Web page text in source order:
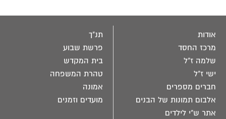
אודות
מרכז החסד
שלמה ז"ל
ישי ז"ל
חברים מספרים
אלבום תמונות של הבנים
אתר ש"י לילדים
תנ"ך
פרשת שבוע
בית המקדש
טהרת המשפחה
אמונה
מועדים וזמנים